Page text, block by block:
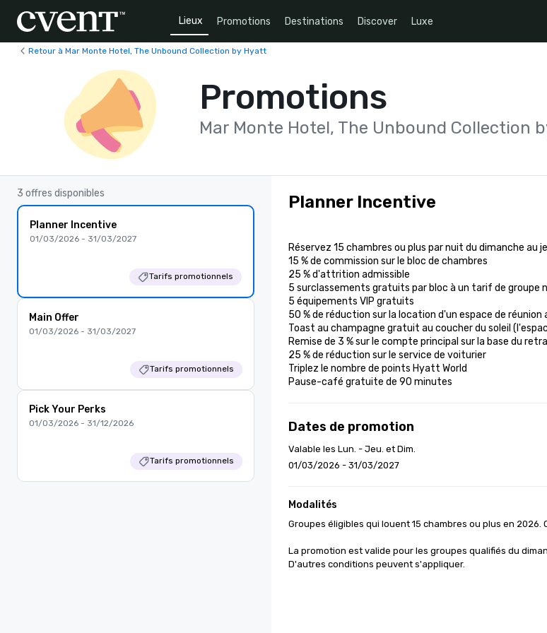
Lieux Promotions Destinations Discover Luxe
Retour à Mar Monte Hotel, The Unbound Collection by Hyatt
Promotions
Mar Monte Hotel, The Unbound Collection
3 offres disponibles
Planner Incentive
01/03/2026 - 31/03/2027
Tarifs promotionnels
Main Offer
01/03/2026 - 31/03/2027
Tarifs promotionnels
Pick Your Perks
01/03/2026 - 31/12/2026
Tarifs promotionnels
Planner Incentive
Réservez 15 chambres ou plus par nuit du dimanche
15 % de commission sur le bloc de chambres
25 % d'attrition admissible
5 surclassements gratuits par bloc à un tarif de groupe
5 équipements VIP gratuits
50 % de réduction sur la location d'un espace de
Toast au champagne gratuit au coucher du soleil
Remise de 3 % sur le compte principal sur la base du
25 % de réduction sur le service de voiturier
Triplez le nombre de points Hyatt World
Pause-café gratuite de 90 minutes
Dates de promotion
Valable les Lun. - Jeu. et Dim.
01/03/2026 - 31/03/2027
Modalités
Groupes éligibles qui louent 15 chambres ou plus en
La promotion est valide pour les groupes qualifiés du
D'autres conditions peuvent s'appliquer.